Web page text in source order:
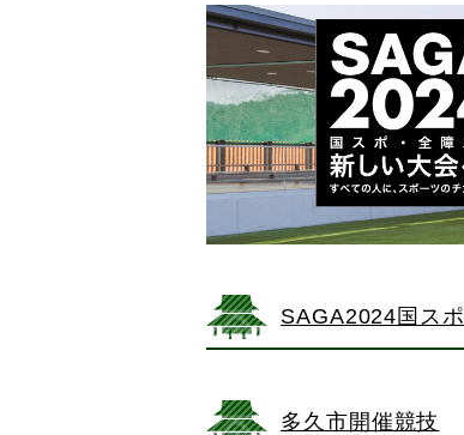
SAGA2024国スポ
多久市開催競技